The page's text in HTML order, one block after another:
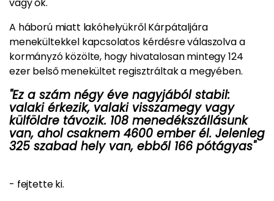
A háború miatt lakóhelyükről Kárpátaljára
menekültekkel kapcsolatos kérdésre válaszolva a
kormányzó közölte, hogy hivatalosan mintegy 124
ezer belső menekültet regisztráltak a megyében.
"Ez a szám négy éve nagyjából stabil:
valaki érkezik, valaki visszamegy vagy
külföldre távozik. 108 menedékszállásunk
van, ahol csaknem 4600 ember él. Jelenleg
325 szabad hely van, ebből 166 pótágyas"
- fejtette ki.